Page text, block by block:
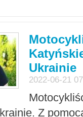
Ukrainie
2022-06-21
Z